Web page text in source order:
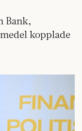
Bank,
kopplade